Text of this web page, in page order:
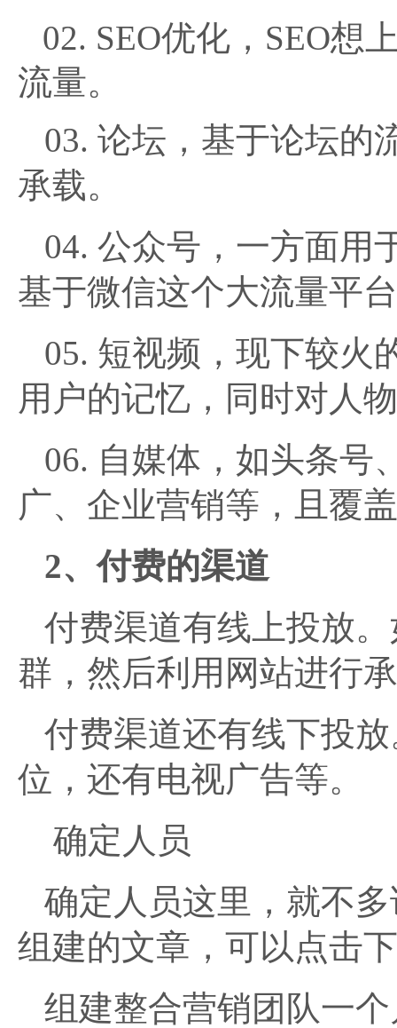
02. SEO优化，SEO想
流量。
03. 论坛，基于论坛的
承载。
04. 公众号，一方面用
基于微信这个大流量平
05. 短视频，现下较火
用户的记忆，同时对人
06. 自媒体，如头条号
广、企业营销等，且覆
2、付费的渠道
付费渠道有线上投放
群，然后利用网站进行
付费渠道还有线下投
位，还有电视广告等。
确定人员
确定人员这里，就不
组建的文章，可以点击
组建整合营销团队一